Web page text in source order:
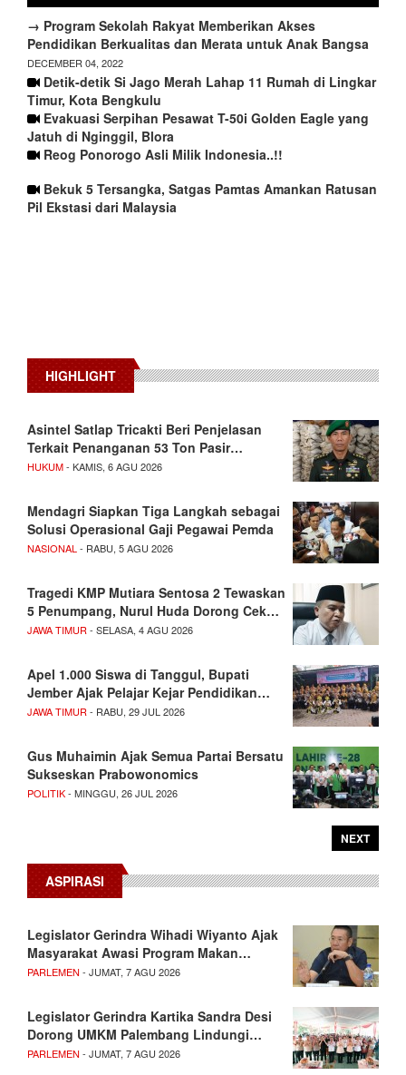
→ Program Sekolah Rakyat Memberikan Akses
Pendidikan Berkualitas dan Merata untuk Anak Bangsa
DECEMBER 04, 2022
Detik-detik Si Jago Merah Lahap 11 Rumah di Lingkar
Timur, Kota Bengkulu
Evakuasi Serpihan Pesawat T-50i Golden Eagle yang
Jatuh di Nginggil, Blora
Reog Ponorogo Asli Milik Indonesia..!!
Bekuk 5 Tersangka, Satgas Pamtas Amankan Ratusan
Pil Ekstasi dari Malaysia
HIGHLIGHT
Asintel Satlap Tricakti Beri Penjelasan
Terkait Penanganan 53 Ton Pasir…
HUKUM- KAMIS, 6 AGU 2026
Mendagri Siapkan Tiga Langkah sebagai
Solusi Operasional Gaji Pegawai Pemda
NASIONAL - RABU, 5 AGU 2026
Tragedi KMP Mutiara Sentosa 2 Tewaskan
5 Penumpang, Nurul Huda Dorong Cek…
JAWA TIMUR - SELASA, 4 AGU 2026
Apel 1.000 Siswa di Tanggul, Bupati
Jember Ajak Pelajar Kejar Pendidikan…
JAWA TIMUR - RABU, 29 JUL 2026
Gus Muhaimin Ajak Semua Partai Bersatu
Sukseskan Prabowonomics
POLITIK- MINGGU, 26 JUL 2026
NEXT
ASPIRASI
Legislator Gerindra Wihadi Wiyanto Ajak
Masyarakat Awasi Program Makan…
PARLEMEN - JUMAT, 7 AGU 2026
Legislator Gerindra Kartika Sandra Desi
Dorong UMKM Palembang Lindungi…
PARLEMEN - JUMAT, 7 AGU 2026